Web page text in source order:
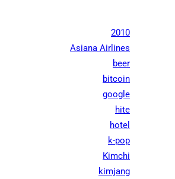
2010
Asiana Airlines
beer
bitcoin
google
hite
hotel
k-pop
Kimchi
kimjang